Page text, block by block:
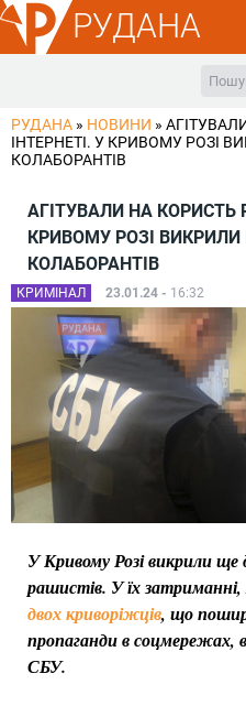
РУДАНА
РУДАНА » НОВИНИ »
ІНТЕРНЕТІ. У КРИВОМУ РОЗІ
КОЛАБОРАНТІВ
АГІТУВАЛИ НА КОРИСТЬ
КРИВОМУ РОЗІ
КОЛАБОРАНТІВ
КРИМІНАЛ 23.01.24 - 16:32
У Кривому Розі викрили ще
рашистів. У їх затриманні,
двох криворіжців, що
пропаганди в соцмережах,
СБУ.